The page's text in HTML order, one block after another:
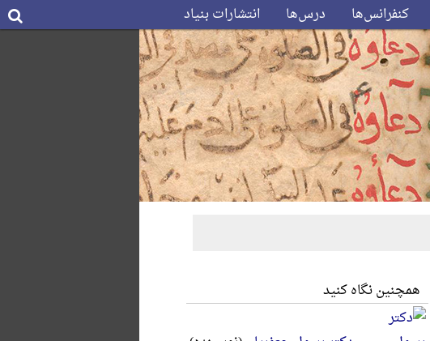
کنفرانس‌ها درس‌ها انتشارات بنیاد
همچنین نگاه کنید